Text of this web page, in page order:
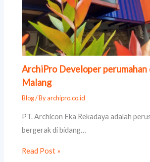
ArchiPro Developer
Malang
Blog/ Byarchipro.co.id
PT. Archicon Eka Rekadaya adalah
bergerak di bidang…
Read Post »